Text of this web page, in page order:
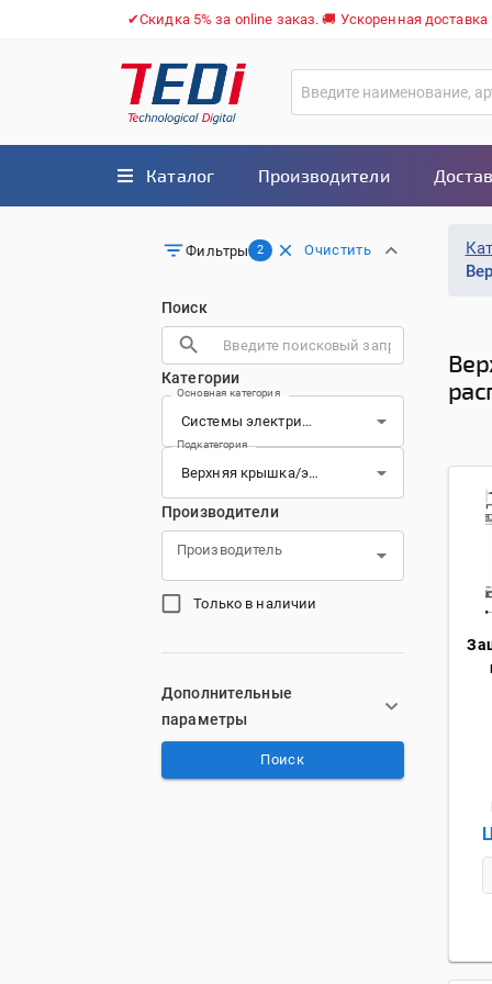
✔Скидка 5% за online заказ. 🚚 Ускоренная
Каталог Производители
Фильтры 2 Очистить
Поиск
Категории
Основная категория
Подкатегория
Производители
Производитель
Только в наличии
Дополнительные
параметры
Поиск